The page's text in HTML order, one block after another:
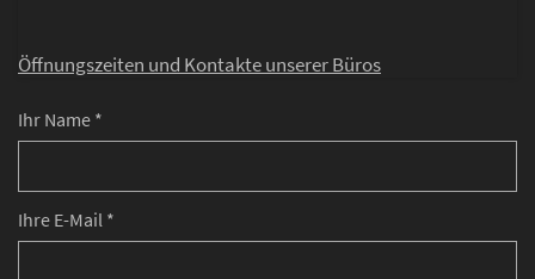
Ihr Name *
Ihre E-Mail *
Öffnungszeiten und Kontakte unserer Büros